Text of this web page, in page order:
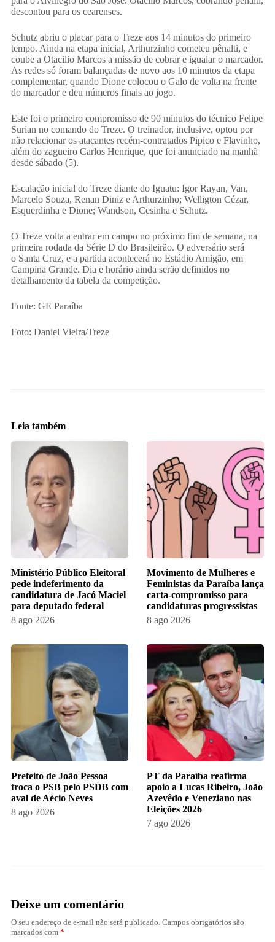
descontou para os cearenses.
Schutz abriu o placar para o Treze aos 14 minutos do primeiro
tempo. Ainda na etapa inicial, Arthurzinho cometeu pênalti, e
coube a Otacilio Marcos a missão de cobrar e igualar o marcador.
As redes só foram balançadas de novo aos 10 minutos da etapa
complementar, quando Dione colocou o Galo de volta na frente
do marcador e deu números finais ao jogo.
Este foi o primeiro compromisso de 90 minutos do técnico Felipe
Surian no comando do Treze. O treinador, inclusive, optou por
não relacionar os atacantes recém-contratados Pipico e Flavinho,
além do zagueiro Carlos Henrique, que foi anunciado na manhã
desde sábado (5).
Escalação inicial do Treze diante do Iguatu: Igor Rayan, Van,
Marcelo Souza, Renan Diniz e Arthurzinho; Welligton Cézar,
Esquerdinha e Dione; Wandson, Cesinha e Schutz.
O Treze volta a entrar em campo no próximo fim de semana, na
primeira rodada da Série D do Brasileirão. O adversário será
o Santa Cruz, e a partida acontecerá no Estádio Amigão, em
Campina Grande. Dia e horário ainda serão definidos no
detalhamento da tabela da competição.
Fonte: GE Paraíba
Foto: Daniel Vieira/Treze
Leia também
Ministério Público Eleitoral
pede indeferimento da
candidatura de Jacó Maciel
para deputado federal
8 ago 2026
Movimento de Mulheres e
Feministas da Paraíba lança
carta-compromisso para
candidaturas progressistas
8 ago 2026
Prefeito de João Pessoa
troca o PSB pelo PSDB com
aval de Aécio Neves
8 ago 2026
PT da Paraíba reafirma
apoio a Lucas Ribeiro, João
Azevêdo e Veneziano nas
Eleições 2026
7 ago 2026
Deixe um comentário
O seu endereço de e-mail não será publicado. Campos obrigatórios são
marcados com *